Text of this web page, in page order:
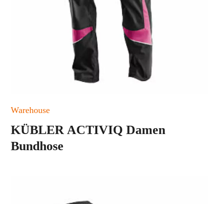
Warehouse
KÜBLER ACTIVIQ Damen
Bundhose